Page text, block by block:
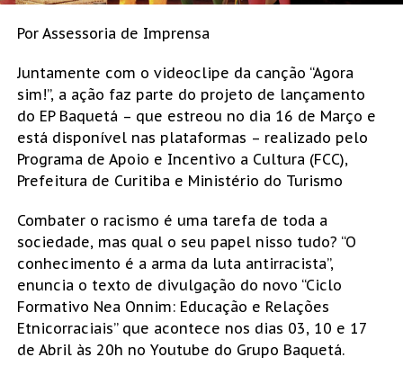
Por Assessoria de Imprensa
Juntamente com o videoclipe da canção “Agora
sim!”, a ação faz parte do projeto de lançamento
do EP Baquetá – que estreou no dia 16 de Março e
está disponível nas plataformas – realizado pelo
Programa de Apoio e Incentivo a Cultura (FCC),
Prefeitura de Curitiba e Ministério do Turismo
Combater o racismo é uma tarefa de toda a
sociedade, mas qual o seu papel nisso tudo? “O
conhecimento é a arma da luta antirracista”,
enuncia o texto de divulgação do novo “Ciclo
Formativo Nea Onnim: Educação e Relações
Etnicorraciais” que acontece nos dias 03, 10 e 17
de Abril às 20h no Youtube do Grupo Baquetá.